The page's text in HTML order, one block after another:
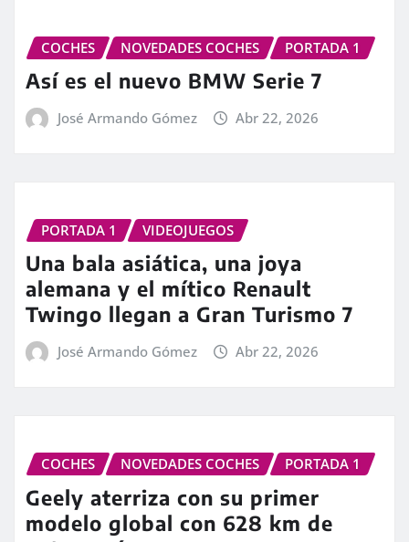
COCHES NOVEDADES COCHES PORTADA 1
Así es el nuevo BMW Serie 7
José Armando Gómez Abr 22, 2026
PORTADA 1 VIDEOJUEGOS
Una bala asiática, una joya
alemana y el mítico Renault
Twingo llegan a Gran Turismo 7
José Armando Gómez Abr 22, 2026
COCHES NOVEDADES COCHES PORTADA 1
Geely aterriza con su primer
modelo global con 628 km de